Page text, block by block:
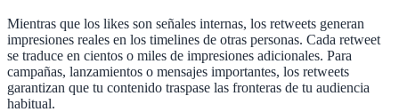
Mientras que los likes son señales internas, los retweets generan
impresiones reales en los timelines de otras personas. Cada retweet
se traduce en cientos o miles de impresiones adicionales. Para
campañas, lanzamientos o mensajes importantes, los retweets
garantizan que tu contenido traspase las fronteras de tu audiencia
habitual.